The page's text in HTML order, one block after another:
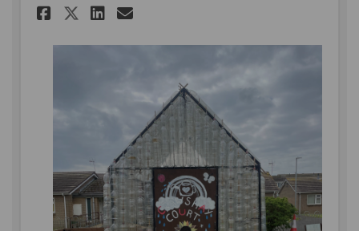
Rhannu Ymgysylltu
Rhannu Ymgysylltu
Rhannu Ymgysylltu
E-bost Ymgysylltu